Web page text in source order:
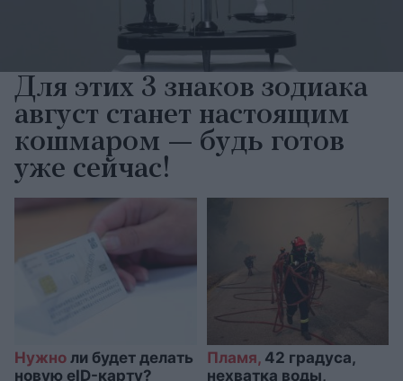
Для этих 3 знаков зодиака
август станет настоящим
кошмаром — будь готов
уже сейчас!
Нужно ли будет делать
новую eID-карту?
Пламя,42 градуса,
нехватка воды,